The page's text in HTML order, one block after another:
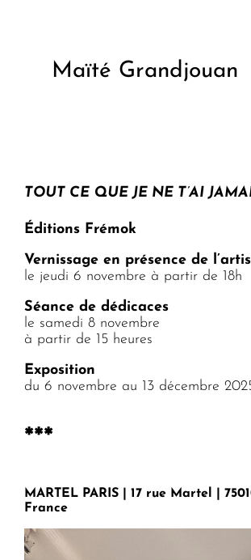
Maïté Grandjouan
TOUT CE QUE JE NE T’AI
Éditions Frémok
Vernissage en présence de
le jeudi 6 novembre à partir de 18h
Séance de dédicaces
le samedi 8 novembre
à partir de 15 heures
Exposition
du 6 novembre au 13 décembre
***
MARTEL PARIS | 17 rue Martel |
France